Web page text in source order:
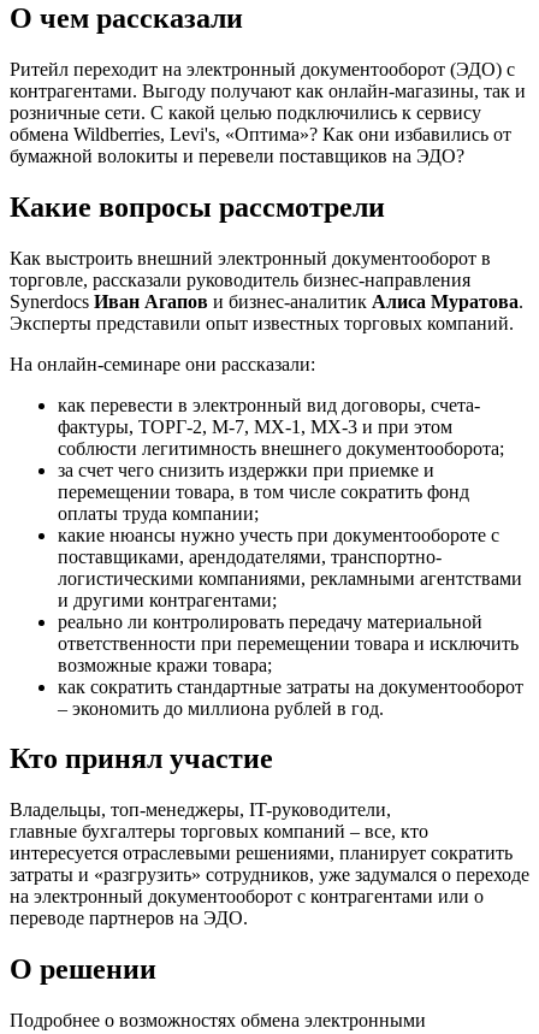
О чем рассказали
Ритейл переходит на электронный документооборот (ЭДО) с
контрагентами. Выгоду получают как онлайн-магазины, так и
розничные сети. С какой целью подключились к сервису
обмена Wildberries, Levi's, «Оптима»? Как они избавились от
бумажной волокиты и перевели поставщиков на ЭДО?
Какие вопросы рассмотрели
Как выстроить внешний электронный документооборот в
торговле, рассказали руководитель бизнес-направления
Synerdocs Иван Агапов и бизнес-аналитик Алиса Муратова.
Эксперты представили опыт известных торговых компаний.
На онлайн-семинаре они рассказали:
как перевести в электронный вид договоры, счета-
фактуры, ТОРГ-2, М-7, МХ-1, МХ-3 и при этом
соблюсти легитимность внешнего документооборота;
за счет чего снизить издержки при приемке и
перемещении товара, в том числе сократить фонд
оплаты труда компании;
какие нюансы нужно учесть при документообороте с
поставщиками, арендодателями, транспортно-
логистическими компаниями, рекламными агентствами
и другими контрагентами;
реально ли контролировать передачу материальной
ответственности при перемещении товара и исключить
возможные кражи товара;
как сократить стандартные затраты на документооборот
– экономить до миллиона рублей в год.
Кто принял участие
Владельцы, топ-менеджеры, IT-руководители,
главные бухгалтеры торговых компаний – все, кто
интересуется отраслевыми решениями, планирует сократить
затраты и «разгрузить» сотрудников, уже задумался о переходе
на электронный документооборот с контрагентами или о
переводе партнеров на ЭДО.
О решении
Подробнее о возможностях обмена электронными